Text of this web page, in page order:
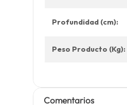
Profundidad (cm):
Peso Producto (Kg):
Comentarios